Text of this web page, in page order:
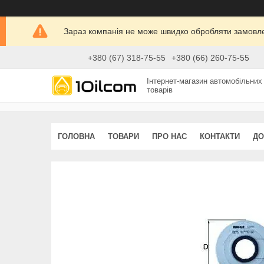
Зараз компанія не може швидко обробляти
+380 (67) 318-75-55 +380 (66) 260-75-55
Інтернет-магазин автомобільних
товарів
ГОЛОВНА ТОВАРИ ПРО НАС КОНТАКТИ